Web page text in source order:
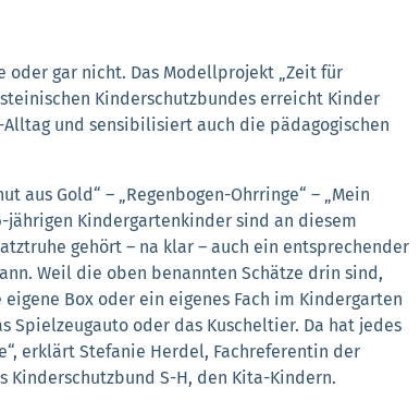
gar nicht. Das Modellprojekt „Zeit für
Kinderschutzbundes erreicht Kinder
und sensibilisiert auch die pädagogischen
aus Gold“ – „Regenbogen-Ohrringe“ – „Mein
jährigen Kindergartenkinder sind an diesem
gehört – na klar – auch ein entsprechender
Weil die oben benannten Schätze drin sind,
Box oder ein eigenes Fach im Kindergarten
Spielzeugauto oder das Kuscheltier. Da hat jedes
erklärt Stefanie Herdel, Fachreferentin der
S-H, den Kita-Kindern.